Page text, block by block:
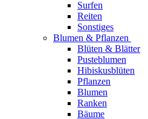
Surfen
Reiten
Sonstiges
Blumen & Pflanzen
Blüten & Blätter
Pusteblumen
Hibiskusblüten
Pflanzen
Blumen
Ranken
Bäume